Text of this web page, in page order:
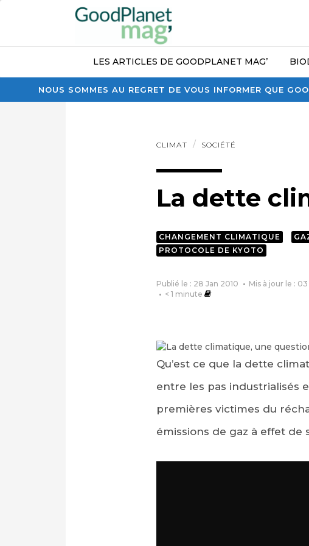
NOUS SOMMES AU REGRET DE VOUS INFORMER QUE
LES ARTICLES DE GOODPLANET MAG’
CLIMAT SOCIÉTÉ
La dette
CHANGEMENT CLIMATIQUE
PROTOCOLE DE KYOTO
Publié le : 28 Jan 2010
Mis à jour le :
< 1 minute
Qu’est ce que la dette
entre les pas industrialisés
premières victimes du
émissions de gaz à effet de